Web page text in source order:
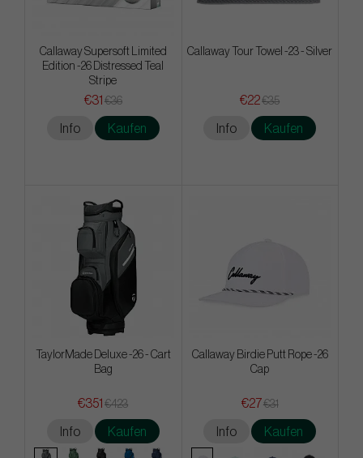
Callaway Supersoft Limited
Edition -26 Distressed Teal
Stripe
€31 €36
Info Kaufen
Callaway Tour Towel -23 - Silver
€22€35
Info Kaufen
TaylorMade Deluxe -26 - Cart
Bag
€351 €423
Info Kaufen
Callaway Birdie Putt Rope -26
Cap
€27€31
Info Kaufen